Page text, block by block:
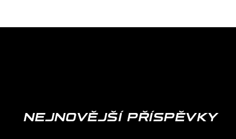
NEJNOVĚJŠÍ PŘÍSPĚVKY